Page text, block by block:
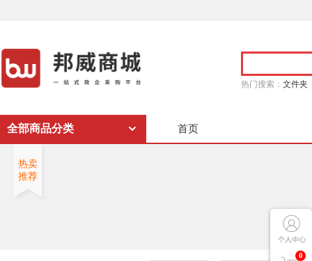
热门搜索： 文件夹
0
全部商品分类 首页
热卖
推荐